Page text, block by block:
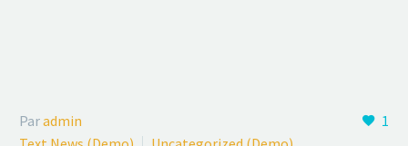
1
Paradmin